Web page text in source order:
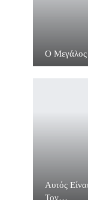
Ο
Αυτός
Τον…